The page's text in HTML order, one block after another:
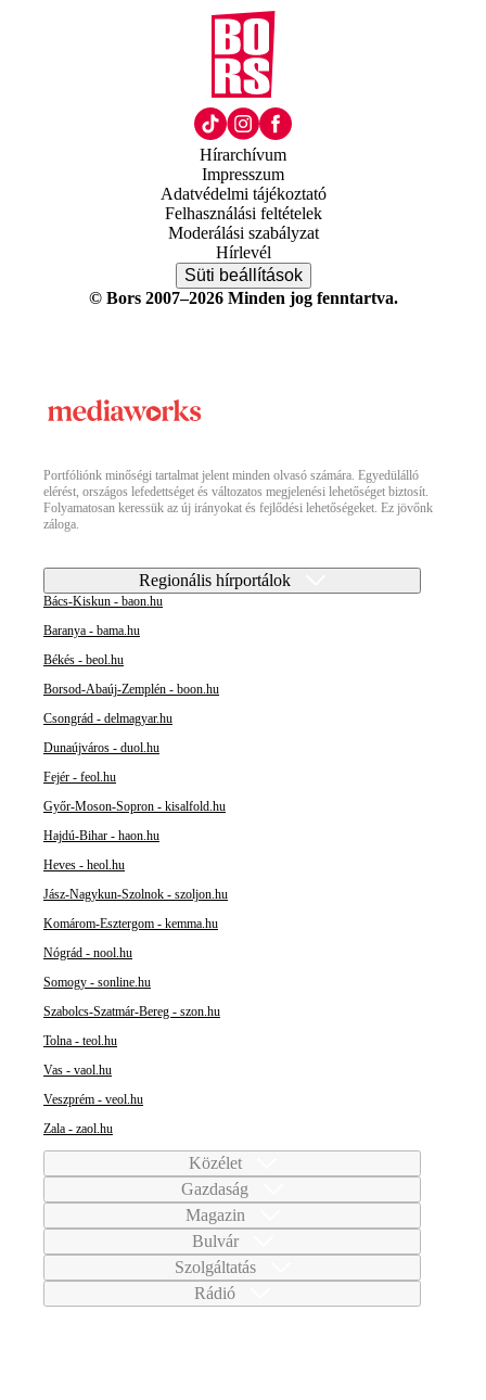
Hírarchívum
Impresszum
Adatvédelmi tájékoztató
Felhasználási feltételek
Moderálási szabályzat
Hírlevél
Süti beállítások
© Bors 2007–2026 Minden jog fenntartva.
Portfóliónk minőségi tartalmat jelent minden olvasó számára. Egyedülálló
elérést, országos lefedettséget és változatos megjelenési lehetőséget biztosít.
Folyamatosan keressük az új irányokat és fejlődési lehetőségeket. Ez jövőnk
záloga.
Regionális hírportálok
Bács-Kiskun - baon.hu
Baranya - bama.hu
Békés - beol.hu
Borsod-Abaúj-Zemplén - boon.hu
Csongrád - delmagyar.hu
Dunaújváros - duol.hu
Fejér - feol.hu
Győr-Moson-Sopron - kisalfold.hu
Hajdú-Bihar - haon.hu
Heves - heol.hu
Jász-Nagykun-Szolnok - szoljon.hu
Komárom-Esztergom - kemma.hu
Nógrád - nool.hu
Somogy - sonline.hu
Szabolcs-Szatmár-Bereg - szon.hu
Tolna - teol.hu
Vas - vaol.hu
Veszprém - veol.hu
Zala - zaol.hu
Közélet
Gazdaság
Magazin
Bulvár
Szolgáltatás
Rádió